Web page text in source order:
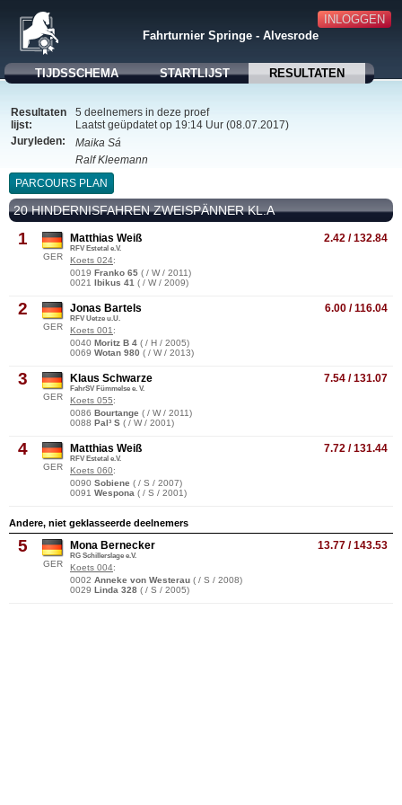
INLOGGEN
Fahrturnier Springe - Alvesrode
TIJDSSCHEMA STARTLIJST RESULTATEN
Resultaten
lijst:
5 deelnemers in deze proef
Laatst geüpdatet op 19:14 Uur (08.07.2017)
Juryleden:
Maika Sá
Ralf Kleemann
PARCOURS PLAN
20 HINDERNISFAHREN ZWEISPÄNNER KL.A
1
GER
2.42 / 132.84
Matthias Weiß
RFV Estetal e.V.
Koets 024:
0019 Franko 65 ( / W / 2011)
0021 Ibikus 41 ( / W / 2009)
2
GER
6.00 / 116.04
Jonas Bartels
RFV Uetze u.U.
Koets 001 :
0040 Moritz B 4 ( / H / 2005)
0069 Wotan 980 ( / W / 2013)
3
GER
7.54 / 131.07
Klaus Schwarze
FahrSV Fümmelse e. V.
Koets 055:
0086 Bourtange ( / W / 2011)
0088 Pal³ S ( / W / 2001)
4
GER
7.72 / 131.44
Matthias Weiß
RFV Estetal e.V.
Koets 060:
0090 Sobiene ( / S / 2007)
0091 Wespona ( / S / 2001)
Andere, niet geklasseerde deelnemers
5
GER
13.77 / 143.53
Mona Bernecker
RG Schillerslage e.V.
Koets 004:
0002 Anneke von Westerau ( / S / 2008)
0029 Linda 328 ( / S / 2005)